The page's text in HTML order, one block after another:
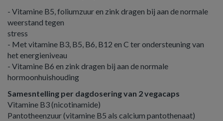
- Vitamine B5, foliumzuur en zink dragen bij aan de normale
weerstand tegen
stress
- Met vitamine B3, B5, B6, B12 en C ter ondersteuning van
het energieniveau
- Vitamine B6 en zink dragen bij aan de normale
hormoonhuishouding
Samesntelling per dagdosering van 2 vegacaps
Vitamine B3 (nicotinamide)
Pantotheenzuur (vitamine B5 als calcium pantothenaat)